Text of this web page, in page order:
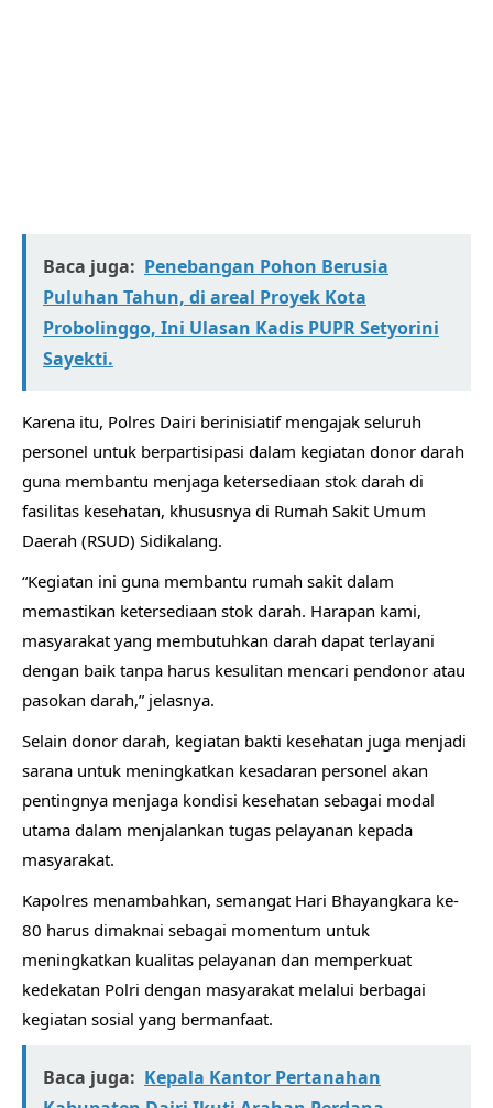
Baca juga: Penebangan Pohon Berusia
Puluhan Tahun, di areal Proyek Kota
Probolinggo, Ini Ulasan Kadis PUPR Setyorini
Sayekti.
Karena itu, Polres Dairi berinisiatif mengajak seluruh
personel untuk berpartisipasi dalam kegiatan donor darah
guna membantu menjaga ketersediaan stok darah di
fasilitas kesehatan, khususnya di Rumah Sakit Umum
Daerah (RSUD) Sidikalang.
“Kegiatan ini guna membantu rumah sakit dalam
memastikan ketersediaan stok darah. Harapan kami,
masyarakat yang membutuhkan darah dapat terlayani
dengan baik tanpa harus kesulitan mencari pendonor atau
pasokan darah,” jelasnya.
Selain donor darah, kegiatan bakti kesehatan juga menjadi
sarana untuk meningkatkan kesadaran personel akan
pentingnya menjaga kondisi kesehatan sebagai modal
utama dalam menjalankan tugas pelayanan kepada
masyarakat.
Kapolres menambahkan, semangat Hari Bhayangkara ke-
80 harus dimaknai sebagai momentum untuk
meningkatkan kualitas pelayanan dan memperkuat
kedekatan Polri dengan masyarakat melalui berbagai
kegiatan sosial yang bermanfaat.
Baca juga: Kepala Kantor Pertanahan